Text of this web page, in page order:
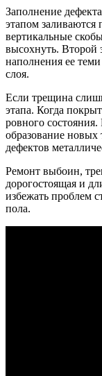
Заполнение
этапом
вертикальные
высохнуть. Второй
наполнения ее
слоя.
Если трещина
этапа. Когда
ровного
образование
дефектов
Ремонт выбоин,
дорогостоящая и
избежать проблем
пола.